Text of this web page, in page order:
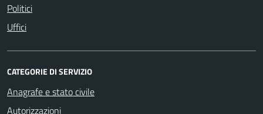
Politici
Uffici
CATEGORIE DI SERVIZIO
Anagrafe e stato civile
Autorizzazioni